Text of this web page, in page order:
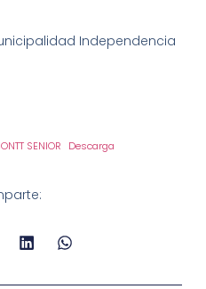
Independencia
SENIOR Descarga